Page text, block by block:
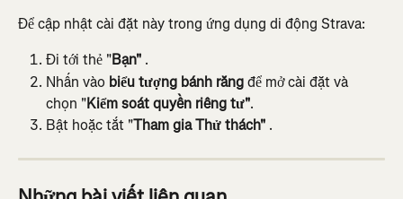
Để cập nhật cài đặt này trong ứng dụng di động Strava:
Đi tới thẻ "Bạn" .
Nhấn vào biểu tượng bánh răng để mở cài đặt và
chọn "Kiểm soát quyền riêng tư".
Bật hoặc tắt "Tham gia Thử thách" .